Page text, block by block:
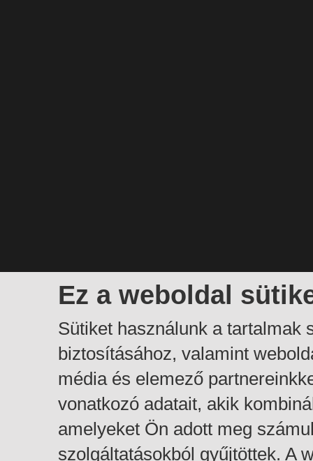
Ez a weboldal
Sütiket használunk a tartalmak
biztosításához, valamint
média és elemező
vonatkozó adatait, akik
amelyeket Ön adott meg
szolgáltatásokból gyűjtöttek. A